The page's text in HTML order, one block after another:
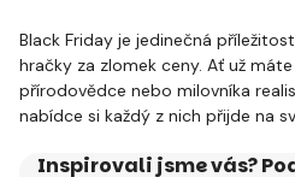
Black Friday je jedinečná
hračky za zlomek ceny. Ať už
přírodovědce nebo milovníka
nabídce si každý z nich přijde na
Inspirovali jsme vás?